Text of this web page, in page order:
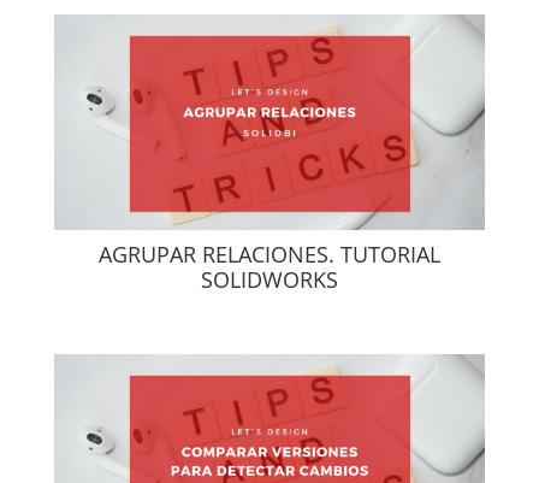
AGRUPAR RELACIONES. TUTORIAL
SOLIDWORKS